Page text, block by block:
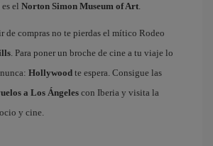
el Norton Simon Museum of Art.
de compras no te pierdas el mítico Rodeo
. Para poner un broche de cine a tu viaje lo
Hollywood te espera. Consigue las
a Los Ángeles con Iberia y visita la
y cine.